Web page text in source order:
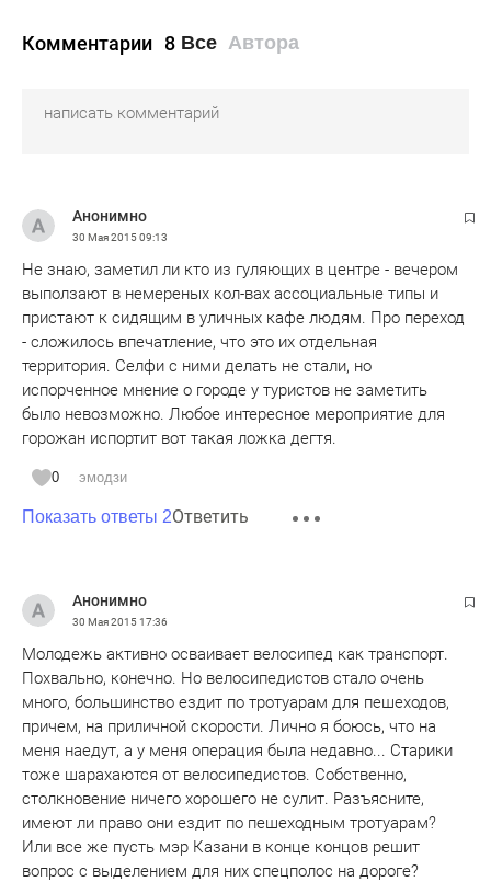
Комментарии 8 Все Автора
Анонимно
30 Мая 201509:13
Не знаю, заметил ли кто из гуляющих в центре - вечером
выползают в немереных кол-вах ассоциальные типы и
пристают к сидящим в уличных кафе людям. Про переход
- сложилось впечатление, что это их отдельная
территория. Селфи с ними делать не стали, но
испорченное мнение о городе у туристов не заметить
было невозможно. Любое интересное мероприятие для
горожан испортит вот такая ложка дегтя.
0 эмодзи
Показать ответы 2Ответить
Анонимно
30 Мая 201517:36
Молодежь активно осваивает велосипед как транспорт.
Похвально, конечно. Но велосипедистов стало очень
много, большинство ездит по тротуарам для пешеходов,
причем, на приличной скорости. Лично я боюсь, что на
меня наедут, а у меня операция была недавно... Старики
тоже шарахаются от велосипедистов. Собственно,
столкновение ничего хорошего не сулит. Разъясните,
имеют ли право они ездит по пешеходным тротуарам?
Или все же пусть мэр Казани в конце концов решит
вопрос с выделением для них спецполос на дороге?